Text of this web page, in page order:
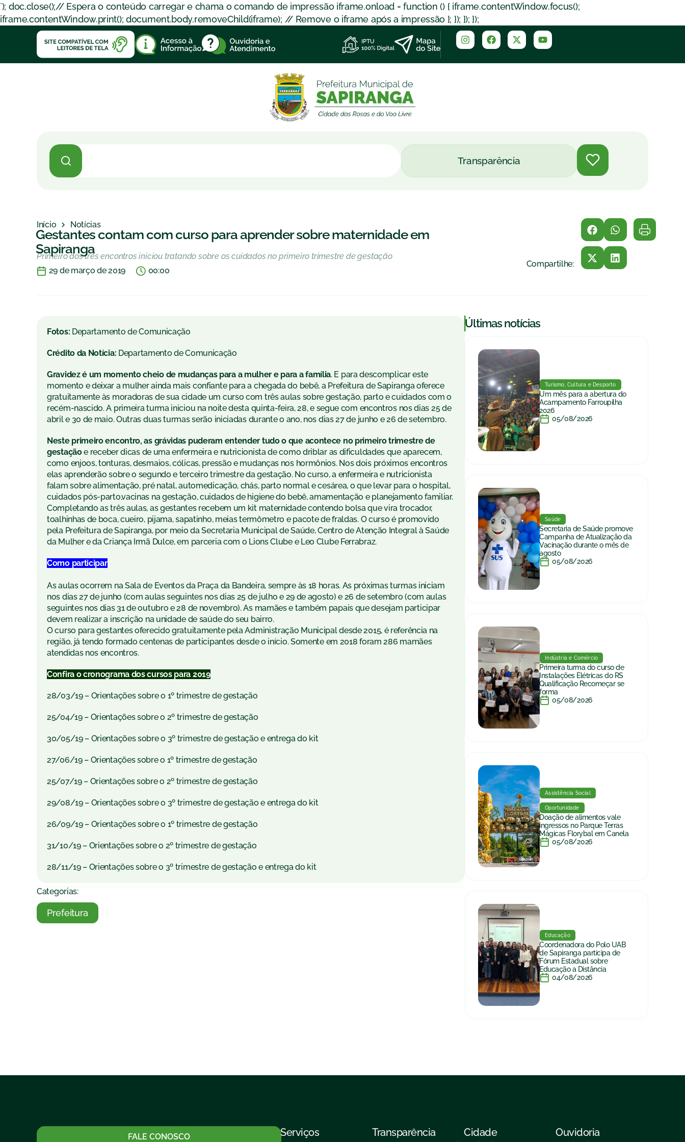
`); doc.close();// Espera o conteúdo carregar e chama o comando de impressão iframe.onload = function () { iframe.contentWindow.focus();
iframe.contentWindow.print(); document.body.removeChild(iframe); // Remove o iframe após a impressão }; }); }); });
Transparência
Início Notícias
Gestantes contam com curso para aprender sobre maternidade em
Sapiranga
Primeiro dos três encontros iniciou tratando sobre os cuidados no primeiro trimestre de gestação
29 de março de 2019
00:00
Compartilhe:
Fotos: Departamento de Comunicação
Crédito da Notícia: Departamento de Comunicação
Gravidez é um momento cheio de mudanças para a mulher e para a família. E para descomplicar este
momento e deixar a mulher ainda mais confiante para a chegada do bebê, a Prefeitura de Sapiranga oferece
gratuitamente às moradoras de sua cidade um curso com três aulas sobre gestação, parto e cuidados com o
recém-nascido. A primeira turma iniciou na noite desta quinta-feira, 28, e segue com encontros nos dias 25 de
abril e 30 de maio. Outras duas turmas serão iniciadas durante o ano, nos dias 27 de junho e 26 de setembro.
Neste primeiro encontro, as grávidas puderam entender tudo o que acontece no primeiro trimestre de
gestaçãoe receber dicas de uma enfermeira e nutricionista de como driblar as dificuldades que aparecem,
como enjoos, tonturas, desmaios, cólicas, pressão e mudanças nos hormônios. Nos dois próximos encontros
elas aprenderão sobre o segundo e terceiro trimestre da gestação. No curso, a enfermeira e nutricionista
falam sobre alimentação, pré natal, automedicação, chás, parto normal e cesárea, o que levar para o hospital,
cuidados pós-parto,vacinas na gestação, cuidados de higiene do bebê, amamentação e planejamento familiar.
Completando as três aulas, as gestantes recebem um kit maternidade contendo bolsa que vira trocador,
toalhinhas de boca, cueiro, pijama, sapatinho, meias termômetro e pacote de fraldas. O curso é promovido
pela Prefeitura de Sapiranga, por meio da Secretaria Municipal de Saúde, Centro de Atenção Integral à Saúde
da Mulher e da Criança Irmã Dulce, em parceria com o Lions Clube e Leo Clube Ferrabraz.
Como participar
As aulas ocorrem na Sala de Eventos da Praça da Bandeira, sempre às 18 horas. As próximas turmas iniciam
nos dias 27 de junho (com aulas seguintes nos dias 25 de julho e 29 de agosto) e 26 de setembro (com aulas
seguintes nos dias 31 de outubro e 28 de novembro). As mamães e também papais que desejam participar
devem realizar a inscrição na unidade de saúde do seu bairro.
O curso para gestantes oferecido gratuitamente pela Administração Municipal desde 2015, é referência na
região, já tendo formado centenas de participantes desde o início. Somente em 2018 foram 286 mamães
atendidas nos encontros.
Confira o cronograma dos cursos para 2019
28/03/19 – Orientações sobre o 1º trimestre de gestação
25/04/19 – Orientações sobre o 2º trimestre de gestação
30/05/19 – Orientações sobre o 3º trimestre de gestação e entrega do kit
27/06/19 – Orientações sobre o 1º trimestre de gestação
25/07/19 – Orientações sobre o 2º trimestre de gestação
29/08/19 – Orientações sobre o 3º trimestre de gestação e entrega do kit
26/09/19 – Orientações sobre o 1º trimestre de gestação
31/10/19 – Orientações sobre o 2º trimestre de gestação
28/11/19 – Orientações sobre o 3º trimestre de gestação e entrega do kit
Categorias:
Prefeitura
|Últimas notícias
Turismo, Cultura e Desporto
Um mês para a abertura do
Acampamento Farroupilha
2026
05/08/2026
Saúde
Secretaria de Saúde promove
Campanha de Atualização da
Vacinação durante o mês de
agosto
05/08/2026
Indústria e Comércio
Primeira turma do curso de
Instalações Elétricas do RS
Qualificação Recomeçar se
forma
05/08/2026
Assistência Social
Oportunidade
Doação de alimentos vale
ingressos no Parque Terras
Mágicas Florybal em Canela
05/08/2026
Educação
Coordenadora do Polo UAB
de Sapiranga participa de
Fórum Estadual sobre
Educação a Distância
04/08/2026
FALE CONOSCO Serviços Transparência Cidade Ouvidoria